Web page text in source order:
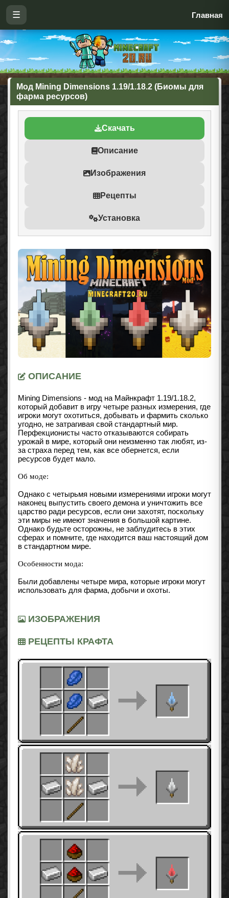
☰ Главная
Мод Mining Dimensions 1.19/1.18.2 (Биомы для
фарма ресурсов)
Скачать
Описание
Изображения
Рецепты
Установка
ОПИСАНИЕ
Mining Dimensions - мод на Майнкрафт 1.19/1.18.2,
который добавит в игру четыре разных измерения, где
игроки могут охотиться, добывать и фармить сколько
угодно, не затрагивая свой стандартный мир.
Перфекционисты часто отказываются собирать
урожай в мире, который они неизменно так любят, из-
за страха перед тем, как все обернется, если
ресурсов будет мало.
Об моде:
Однако с четырьмя новыми измерениями игроки могут
наконец выпустить своего демона и уничтожить все
царство ради ресурсов, если они захотят, поскольку
эти миры не имеют значения в большой картине.
Однако будьте осторожны, не заблудитесь в этих
сферах и помните, где находится ваш настоящий дом
в стандартном мире.
Особенности мода:
Были добавлены четыре мира, которые игроки могут
использовать для фарма, добычи и охоты.
ИЗОБРАЖЕНИЯ
РЕЦЕПТЫ КРАФТА